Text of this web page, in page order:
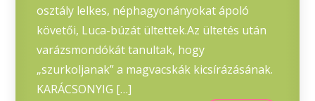
osztály lelkes, néphagyonányokat ápoló
követői, Luca-búzát ültettek.Az ültetés után
varázsmondókát tanultak, hogy
„szurkoljanak” a magvacskák kicsírázásának.
KARÁCSONYIG […]